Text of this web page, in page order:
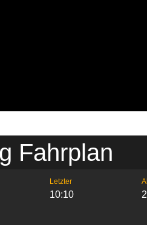
Fahrplan
Letzter
10:10 2